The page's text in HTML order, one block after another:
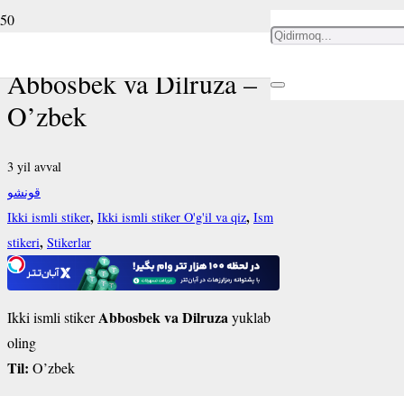
Abbosbek va Dilruza –
O’zbek
3 yil avval
قونشو
Ikki ismli stiker, Ikki ismli stiker O'g'il va qiz, Ism
stikeri, Stikerlar
Ikki ismli stikerAbbosbek va Dilruzayuklab
oling
Til: O’zbek